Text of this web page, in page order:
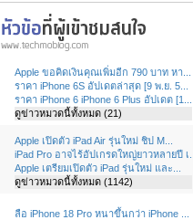
Apple ขอคิดเงินคุณเพิ่มอีก 790 บาท หา...
ราคา iPhone 6S อัปเดตล่าสุด [9 พ.ย. 5...
ราคา iPhone 6 iPhone 6 Plus อัปเดต [1...
ดูข่าวหมวดนี้ทั้งหมด (21)
Apple เปิดตัว iPad Air รุ่นใหม่ ชิป M...
iPad Pro อาจไร้อัปเกรดใหญ่ยาวหลายปี เ...
Apple เตรียมเปิดตัว iPad รุ่นใหม่ และ...
ดูข่าวหมวดนี้ทั้งหมด (1142)
ลือ iPhone 18 Pro หนาขึ้นกว่า iPhone ...